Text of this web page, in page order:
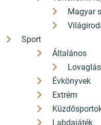
Magyar
Sport
Általános
Lovaglás
Évkönyvek
Extrém
Labdajáték